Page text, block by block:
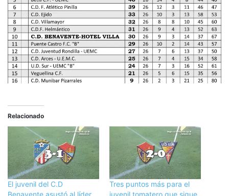
Relacionado
El juvenil del C.D
Benavente asustó al líder
Tres puntos más para el
juvenil tomatero que sigue